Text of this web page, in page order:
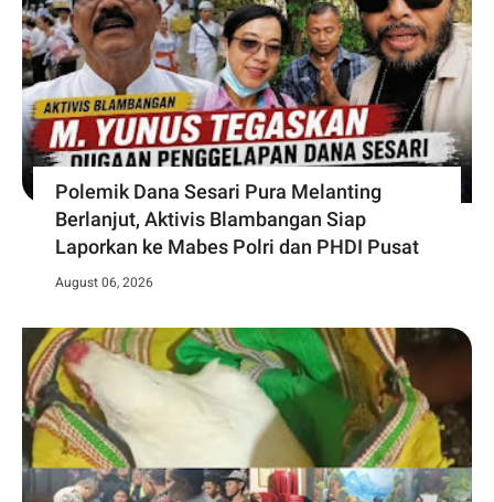
Polemik Dana Sesari Pura Melanting
Berlanjut, Aktivis Blambangan Siap
Laporkan ke Mabes Polri dan PHDI Pusat
August 06, 2026